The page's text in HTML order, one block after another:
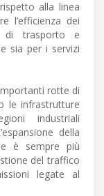
alla linea
l’efficienza dei
di trasporto e
sia per i servizi
rotte di
le infrastrutture
industriali
della
è sempre più
del traffico
legate al